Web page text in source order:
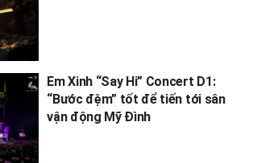
Em Xinh “Say Hi” Concert D1:
“Bước đệm” tốt để tiến tới sân
vận động Mỹ Đình